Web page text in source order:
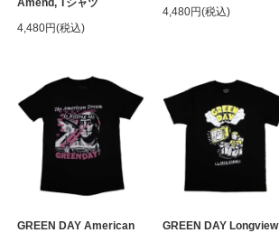
Amend, Tシャツ
4,480円(税込)
4,480円(税込)
GREEN DAY American
GREEN DAY Longview